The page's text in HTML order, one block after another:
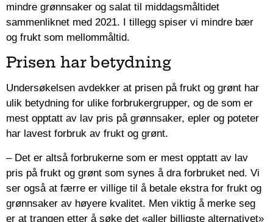
mindre grønnsaker og salat til middagsmåltidet
sammenliknet med 2021. I tillegg spiser vi mindre bær
og frukt som mellommåltid.
Prisen har betydning
Undersøkelsen avdekker at prisen på frukt og grønt har
ulik betydning for ulike forbrukergrupper, og de som er
mest opptatt av lav pris på grønnsaker, epler og poteter
har lavest forbruk av frukt og grønt.
– Det er altså forbrukerne som er mest opptatt av lav
pris på frukt og grønt som synes å dra forbruket ned. Vi
ser også at færre er villige til å betale ekstra for frukt og
grønnsaker av høyere kvalitet. Men viktig å merke seg
er at trangen etter å søke det «aller billigste alternativet»